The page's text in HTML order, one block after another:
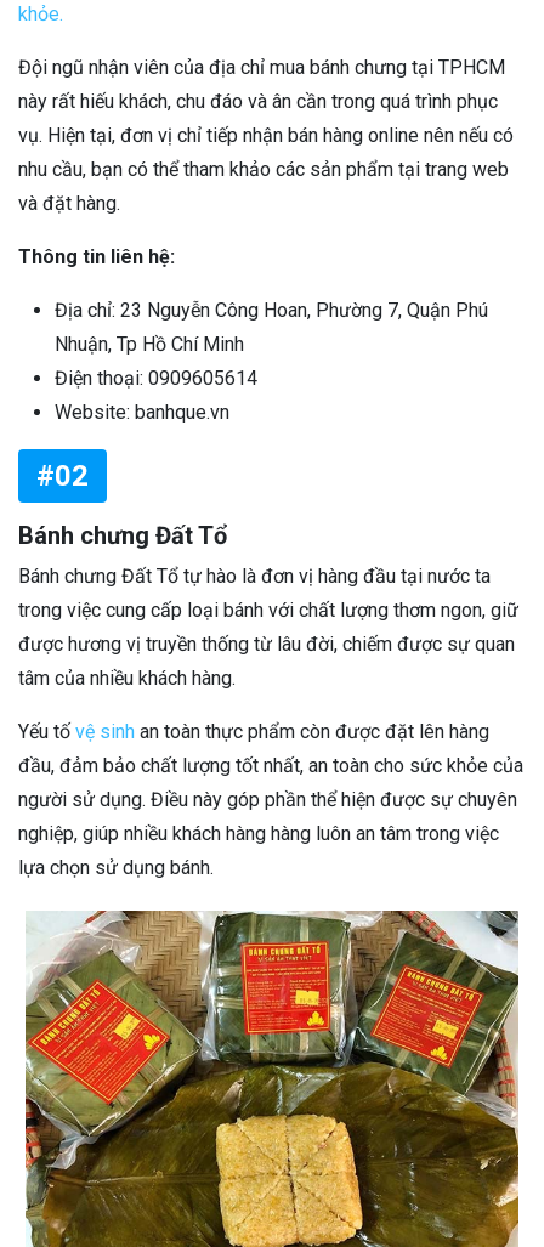
khỏe.
Đội ngũ nhận viên của địa chỉ mua bánh chưng tại TPHCM
này rất hiếu khách, chu đáo và ân cần trong quá trình phục
vụ. Hiện tại, đơn vị chỉ tiếp nhận bán hàng online nên nếu có
nhu cầu, bạn có thể tham khảo các sản phẩm tại trang web
và đặt hàng.
Thông tin liên hệ:
Địa chỉ: 23 Nguyễn Công Hoan, Phường 7, Quận Phú
Nhuận, Tp Hồ Chí Minh
Điện thoại: 0909605614
Website: banhque.vn
#02
Bánh chưng Đất Tổ
Bánh chưng Đất Tổ tự hào là đơn vị hàng đầu tại nước ta
trong việc cung cấp loại bánh với chất lượng thơm ngon, giữ
được hương vị truyền thống từ lâu đời, chiếm được sự quan
tâm của nhiều khách hàng.
Yếu tố vệ sinh an toàn thực phẩm còn được đặt lên hàng
đầu, đảm bảo chất lượng tốt nhất, an toàn cho sức khỏe của
người sử dụng. Điều này góp phần thể hiện được sự chuyên
nghiệp, giúp nhiều khách hàng hàng luôn an tâm trong việc
lựa chọn sử dụng bánh.